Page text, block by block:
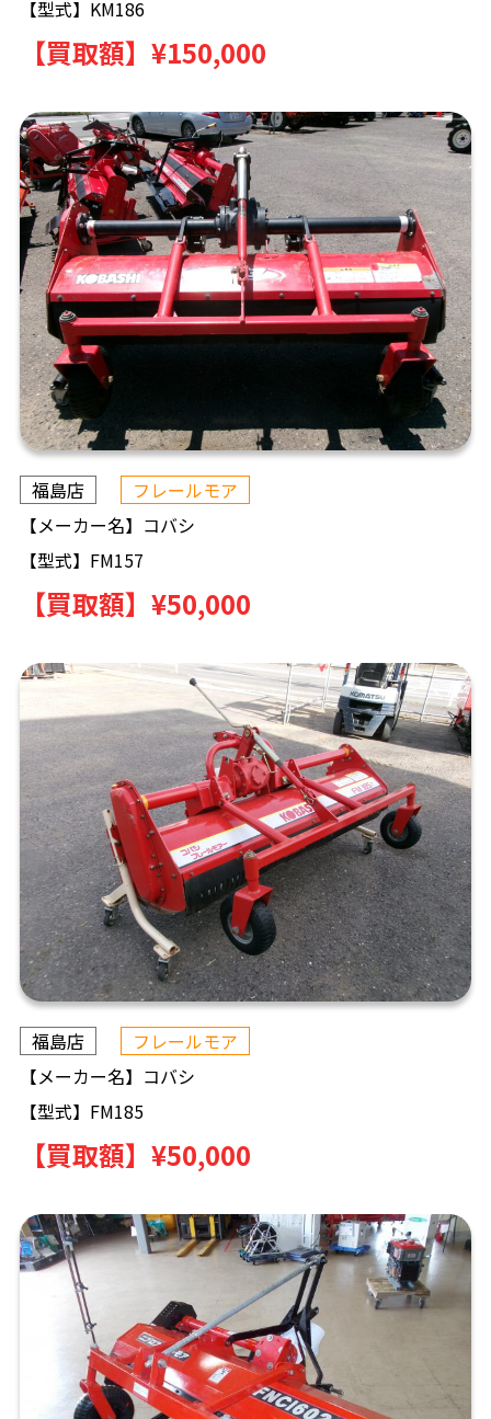
【型式】 KM186
【買取額】 ¥150,000
福島店
フレールモア
【メーカー名】 コバシ
【型式】 FM157
【買取額】 ¥50,000
福島店
フレールモア
【メーカー名】 コバシ
【型式】 FM185
【買取額】 ¥50,000